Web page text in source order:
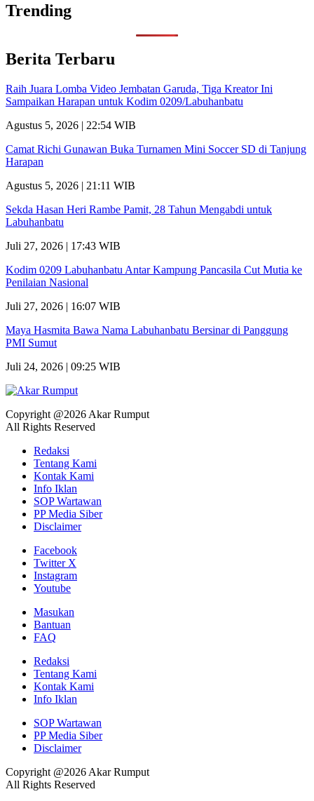
Trending
Berita Terbaru
Raih Juara Lomba Video Jembatan Garuda, Tiga Kreator Ini
Sampaikan Harapan untuk Kodim 0209/Labuhanbatu
Agustus 5, 2026 | 22:54 WIB
Camat Richi Gunawan Buka Turnamen Mini Soccer SD di Tanjung
Harapan
Agustus 5, 2026 | 21:11 WIB
Sekda Hasan Heri Rambe Pamit, 28 Tahun Mengabdi untuk
Labuhanbatu
Juli 27, 2026 | 17:43 WIB
Kodim 0209 Labuhanbatu Antar Kampung Pancasila Cut Mutia ke
Penilaian Nasional
Juli 27, 2026 | 16:07 WIB
Maya Hasmita Bawa Nama Labuhanbatu Bersinar di Panggung
PMI Sumut
Juli 24, 2026 | 09:25 WIB
Copyright @2026 Akar Rumput
All Rights Reserved
Redaksi
Tentang Kami
Kontak Kami
Info Iklan
SOP Wartawan
PP Media Siber
Disclaimer
Facebook
Twitter X
Instagram
Youtube
Masukan
Bantuan
FAQ
Redaksi
Tentang Kami
Kontak Kami
Info Iklan
SOP Wartawan
PP Media Siber
Disclaimer
Copyright @2026 Akar Rumput
All Rights Reserved